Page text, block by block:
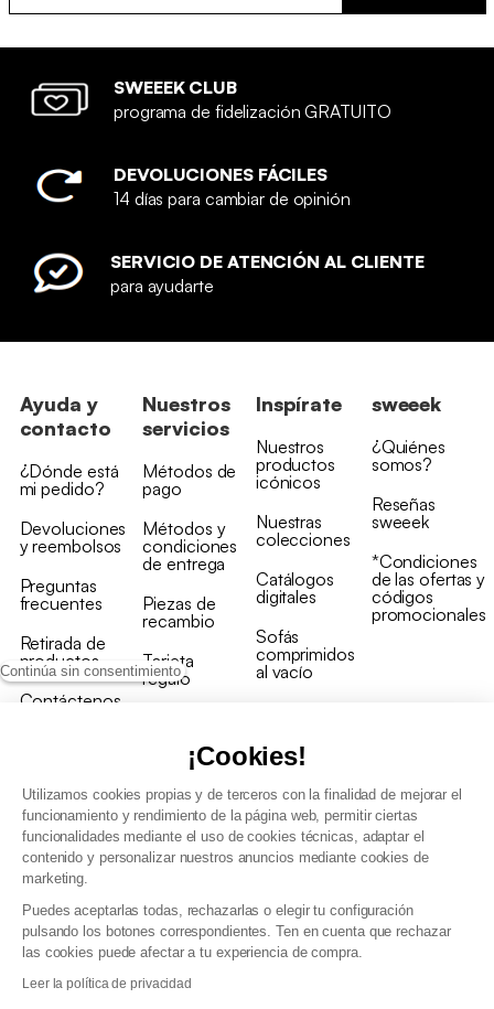
Continúa sin consentimiento
¡Cookies!
Utilizamos cookies propias y de terceros con la finalidad de mejorar el
funcionamiento y rendimiento de la página web, permitir ciertas
funcionalidades mediante el uso de cookies técnicas, adaptar el
contenido y personalizar nuestros anuncios mediante cookies de
marketing.
Puedes aceptarlas todas, rechazarlas o elegir tu configuración
pulsando los botones correspondientes. Ten en cuenta que rechazar
las cookies puede afectar a tu experiencia de compra.
Leer la política de privacidad
SWEEEK CLUB
programa de fidelización GRATUITO
DEVOLUCIONES FÁCILES
14 días para cambiar de opinión
SERVICIO DE ATENCIÓN AL CLIENTE
para ayudarte
Ayuda y
contacto
¿Dónde está
mi pedido?
Devoluciones
y reembolsos
Preguntas
frecuentes
Retirada de
productos
Contáctenos
Nuestros
servicios
Métodos de
pago
Métodos y
condiciones
de entrega
Piezas de
recambio
Tarjeta
regalo
Inspírate
Nuestros
productos
icónicos
Nuestras
colecciones
Catálogos
digitales
Sofás
comprimidos
al vacío
sweeek
¿Quiénes
somos?
Reseñas
sweeek
*Condiciones
de las ofertas y
códigos
promocionales
Política de gestión de datos personales y cookies
Condiciones generales de Venta Profesional
Declaración de accesibilidad